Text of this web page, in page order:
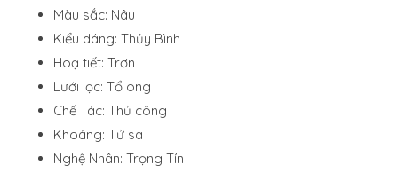
Màu sắc: Nâu
Kiểu dáng: Thủy Bình
Hoạ tiết: Trơn
Lưới lọc: Tổ ong
Chế Tác: Thủ công
Khoáng: Tử sa
Nghệ Nhân: Trọng Tín